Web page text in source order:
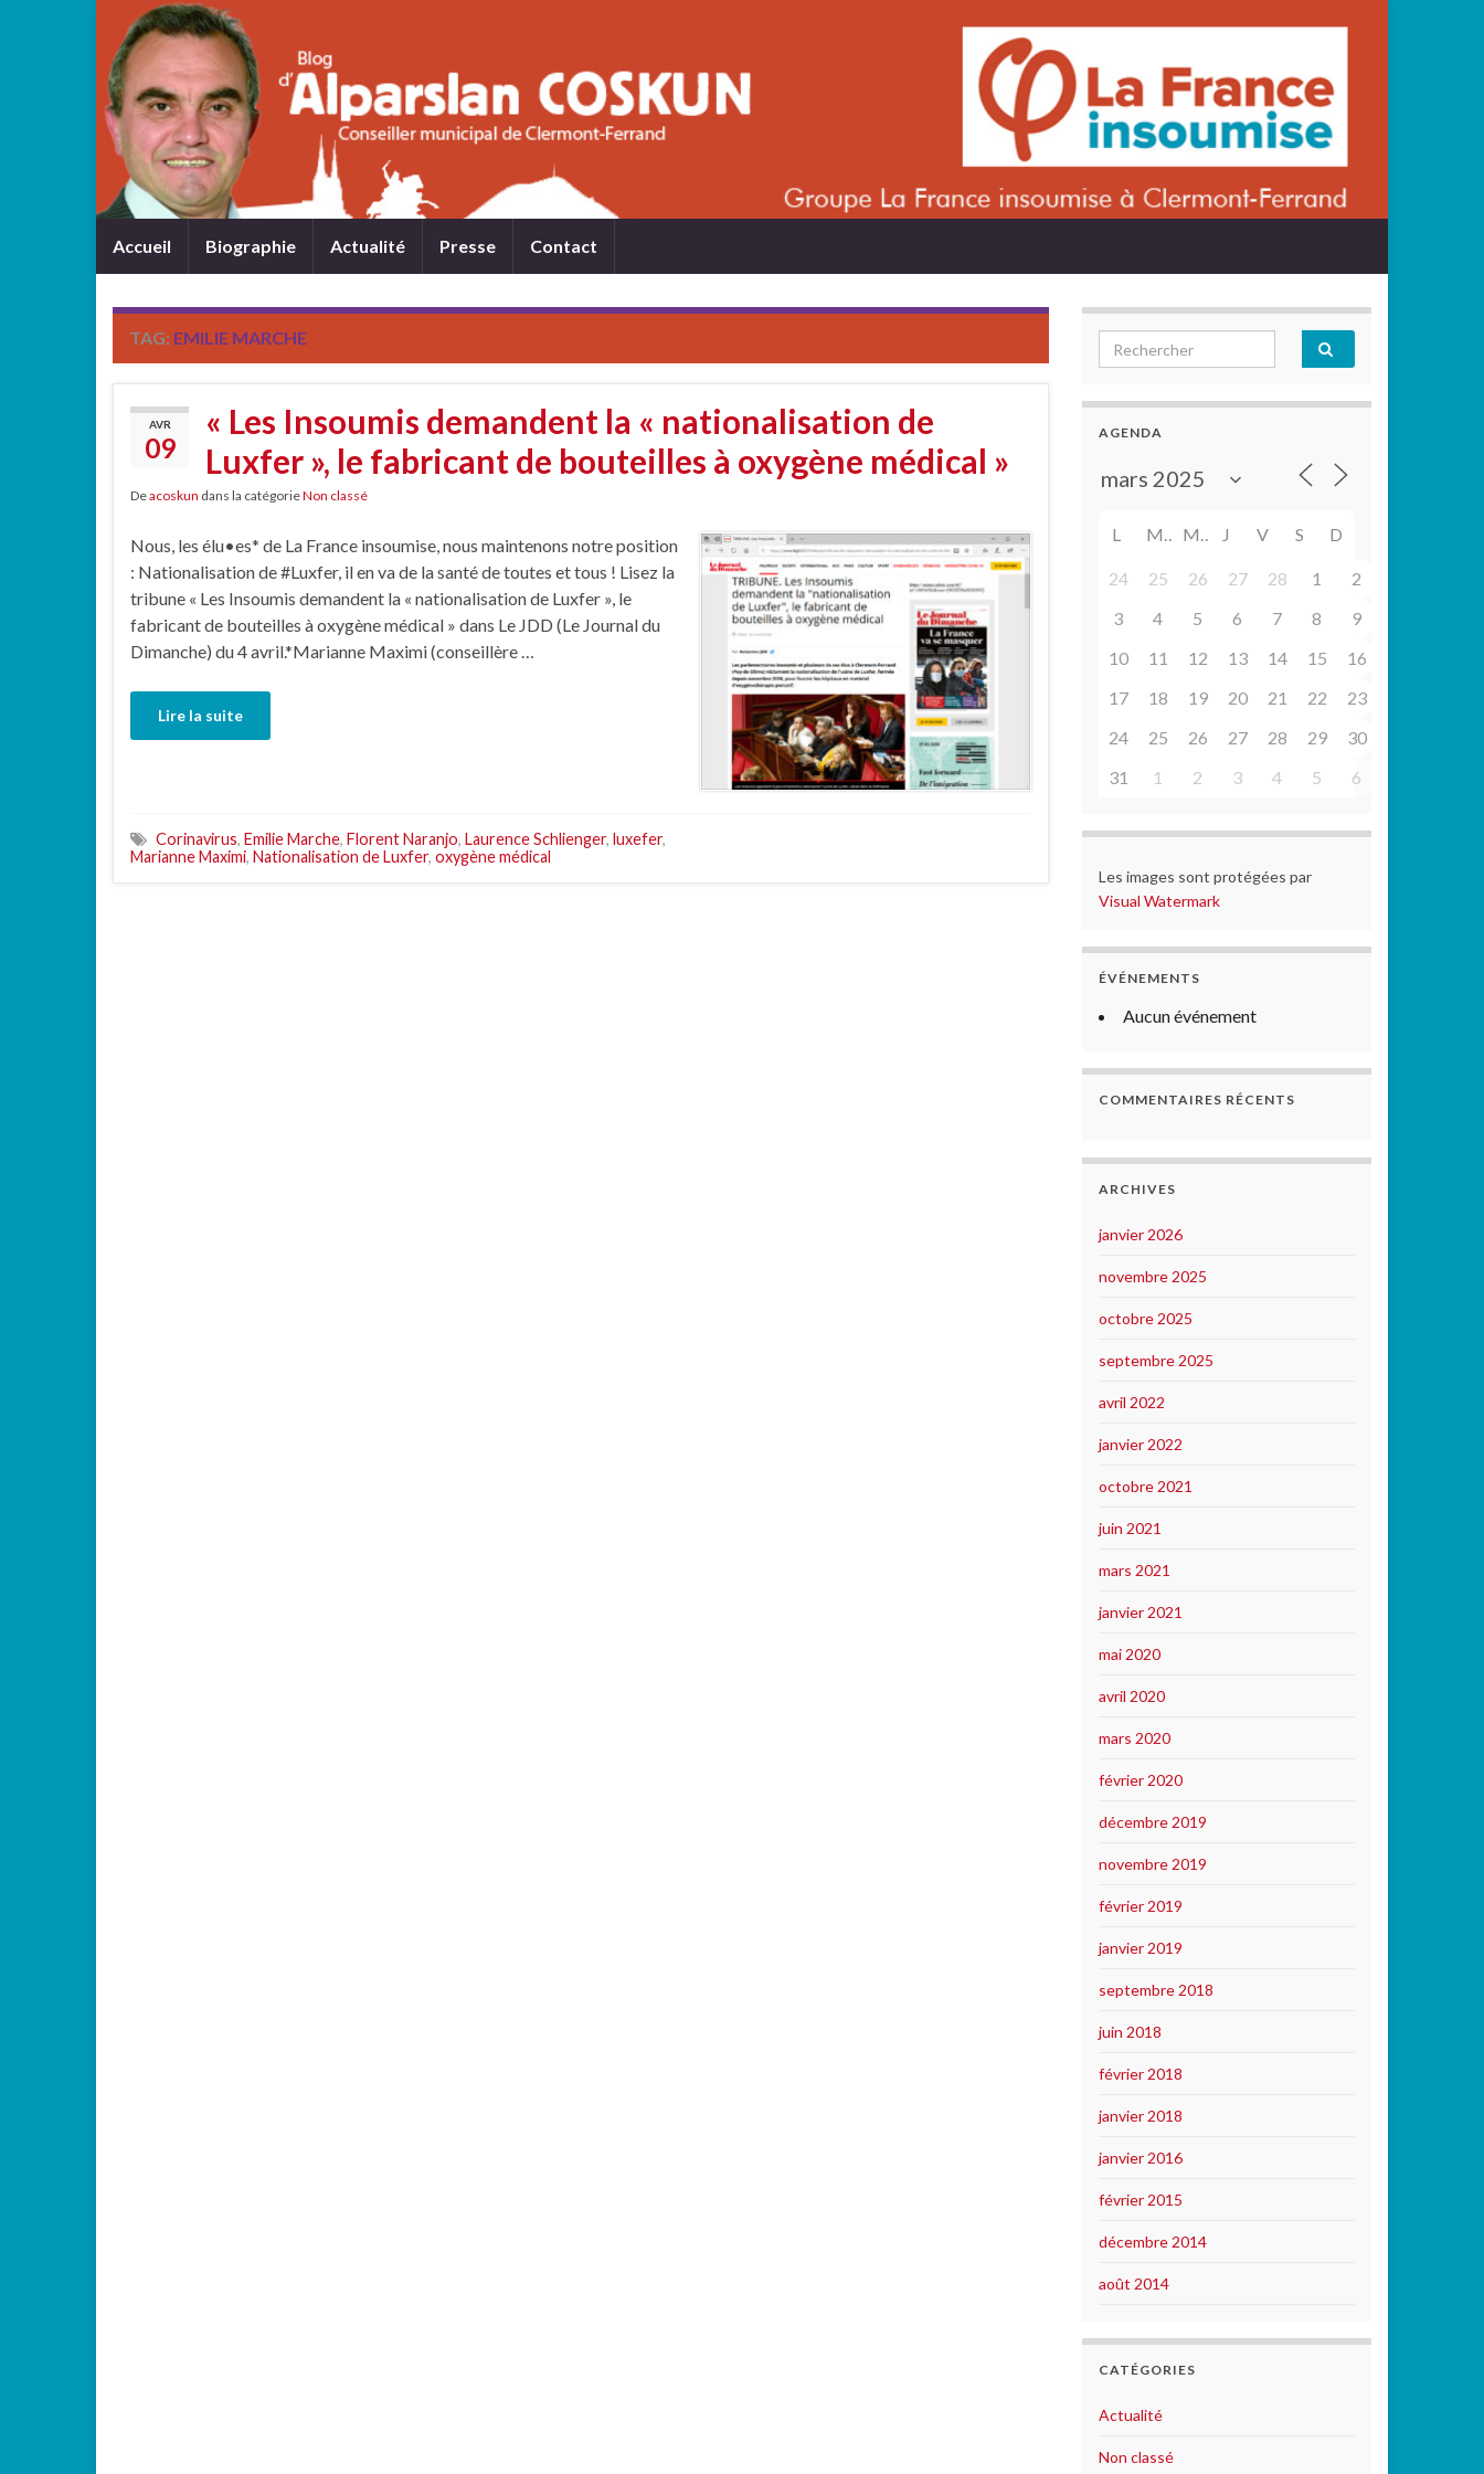
Accueil Biographie Actualité Presse Contact
TAG: EMILIE MARCHE
AVR
09
« Les Insoumis demandent la « nationalisation de
Luxfer », le fabricant de bouteilles à oxygène médical »
Deacoskun dans la catégorieNon classé
Nous, les élu•es* de La France insoumise, nous maintenons notre position
: Nationalisation de #Luxfer, il en va de la santé de toutes et tous ! Lisez la
tribune « Les Insoumis demandent la « nationalisation de Luxfer », le
fabricant de bouteilles à oxygène médical » dans Le JDD (Le Journal du
Dimanche) du 4 avril.*Marianne Maximi (conseillère …
Lire la suite
Corinavirus, Emilie Marche, Florent Naranjo, Laurence Schlienger, luxefer,
Marianne Maximi, Nationalisation de Luxfer, oxygène médical
Search for:
AGENDA
L M M J V S D
24 25 26 27 28 1
2
3
4 5 6 7 8
9
10
11 12 13 14 15
16
17
18 19 20 21 22
23
24
25 26 27 28 29
30
31
1 2 3 4 5 6
Les images sont protégées par
Visual Watermark
ÉVÉNEMENTS
Aucun événement
COMMENTAIRES RÉCENTS
ARCHIVES
janvier 2026
novembre 2025
octobre 2025
septembre 2025
avril 2022
janvier 2022
octobre 2021
juin 2021
mars 2021
janvier 2021
mai 2020
avril 2020
mars 2020
février 2020
décembre 2019
novembre 2019
février 2019
janvier 2019
septembre 2018
juin 2018
février 2018
janvier 2018
janvier 2016
février 2015
décembre 2014
août 2014
CATÉGORIES
Actualité
Non classé